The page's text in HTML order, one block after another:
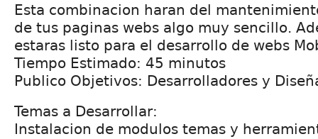
Esta combinacion haran del
de tus paginas webs algo muy sencillo.
estaras listo para el desarrollo de webs
Tiempo Estimado: 45 minutos
Publico Objetivos: Desarrolladores y
Temas a Desarrollar:
Instalacion de modulos temas y